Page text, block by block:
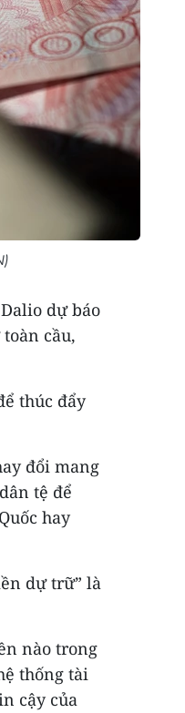
dự báo
cầu,
thúc đẩy
đổi mang
tệ để
hay
dự trữ” là
nào trong
thống tài
cậy của